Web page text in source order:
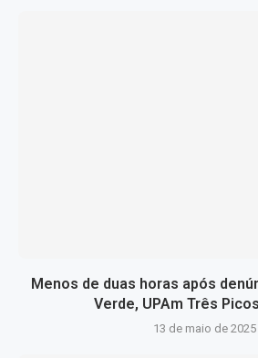
Menos de duas horas após
Verde, UPAm Três
13 de maio de 2025